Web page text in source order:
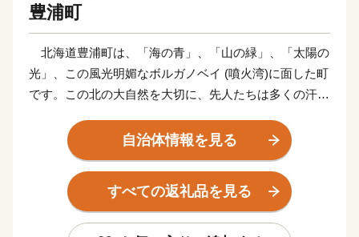
豊浦町
北海道豊浦町は、「海の青」、「山の緑」、「太陽の
光」、この風光明媚なボルガノベイ (噴火湾)に面した町
です。この北の大自然を大切に、先人たちは多くの汗を
の豊浦町があり、私たちは、この流した汗にまた一汗一
汗適応した施策を推し進め、次世代に受け継いでいかな
ければならないと考えています。
本町は従前より第一次産業において、大きく成長をし
自治体情報を見る
すべての返礼品を見る